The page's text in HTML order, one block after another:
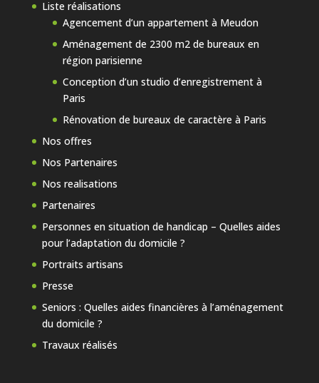
Liste réalisations
Agencement d’un appartement à Meudon
Aménagement de 2300 m2 de bureaux en
région parisienne
Conception d’un studio d’enregistrement à
Paris
Rénovation de bureaux de caractère à Paris
Nos offres
Nos Partenaires
Nos realisations
Partenaires
Personnes en situation de handicap – Quelles aides
pour l’adaptation du domicile ?
Portraits artisans
Presse
Seniors : Quelles aides financières à l’aménagement
du domicile ?
Travaux réalisés